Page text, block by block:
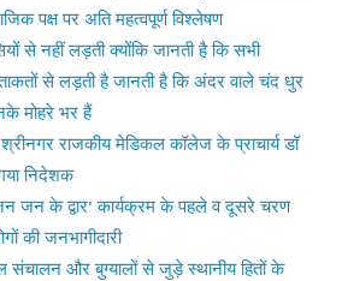
पक्ष पर अति महत्वपूर्ण विश्लेषण
से नहीं लड़ती क्योंकि जानती है कि सभी
ताकतों से लड़ती है जानती है कि अंदर वाले चंद धुर
मोहरे भर हैं
राजकीय मेडिकल कॉलेज के प्राचार्य डॉ
निदेशक
जन के द्वार’ कार्यक्रम के पहले व दूसरे चरण
की जनभागीदारी
संचालन और बुग्यालों से जुड़े स्थानीय हितों के